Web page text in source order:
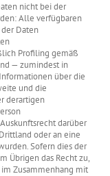
nicht bei der
Alle verfügbaren
Daten
Profiling gemäß
— zumindest in
über die
und die
derartigen
darüber
oder an eine
Sofern dies der
Übrigen das Recht zu,
Zusammenhang mit